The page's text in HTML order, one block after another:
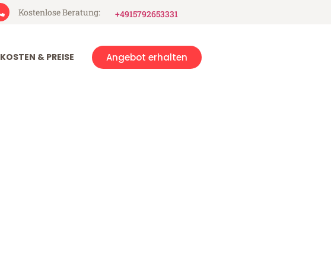
Kostenlose Beratung: +4915792653331
KOSTEN & PREISE Angebot erhalten